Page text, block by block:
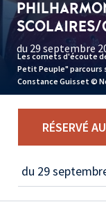
Les cornets d'écoute
Petit Peuple" parcours
Constance Guisset ©
SCOLAIRES/
du 29 septembre
RÉSERVÉ
du 29